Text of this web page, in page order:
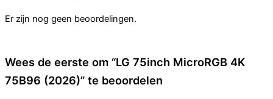
Er zijn nog geen beoordelingen.
Wees de eerste om “LG 75inch MicroRGB 4K
75B96 (2026)” te beoordelen